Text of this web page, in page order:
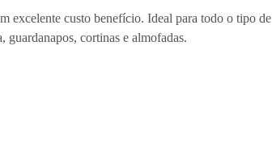
excelente custo benefício. Ideal para todo o tipo de
guardanapos, cortinas e almofadas.